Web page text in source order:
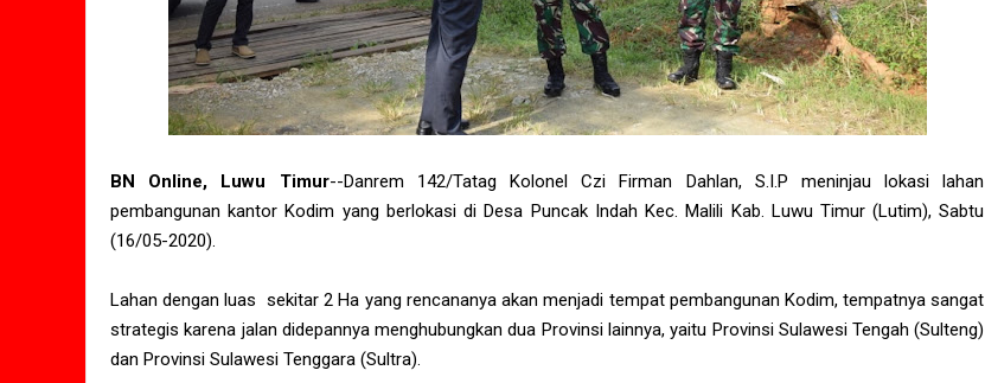
BN Online, Luwu Timur--Danrem 142/Tatag Kolonel Czi Firman Dahlan, S.I.P meninjau lokasi lahan
pembangunan kantor Kodim yang berlokasi di Desa Puncak Indah Kec. Malili Kab. Luwu Timur (Lutim), Sabtu
(16/05-2020).
Lahan dengan luas sekitar 2 Ha yang rencananya akan menjadi tempat pembangunan Kodim, tempatnya sangat
strategis karena jalan didepannya menghubungkan dua Provinsi lainnya, yaitu Provinsi Sulawesi Tengah (Sulteng)
dan Provinsi Sulawesi Tenggara (Sultra).